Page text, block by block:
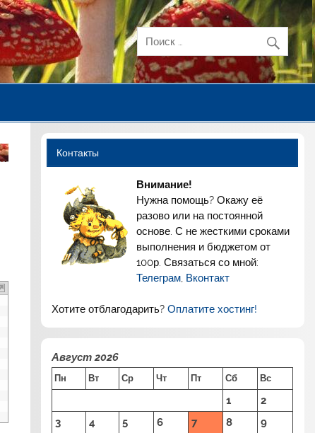
Контакты
Внимание!
Нужна помощь? Окажу её
разово или на постоянной
основе. С не жесткими сроками
выполнения и бюджетом от
100р. Связаться со мной:
Телеграм Вконтакт
Хотите отблагодарить?Оплатите хостинг!
Август 2026
Пн Вт Ср Чт Пт Сб Вс
1
2
3
4 5 6 7 8
9